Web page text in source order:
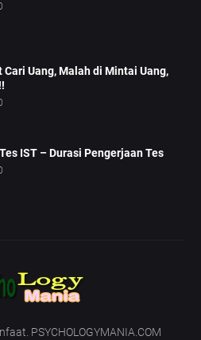
Cari Uang, Malah di Mintai Uang,
IST – Durasi Pengerjaan Tes
PSYCHOLOGYMANIA.COM